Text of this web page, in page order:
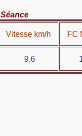
Séance
Vitesse km/h FC
9,6